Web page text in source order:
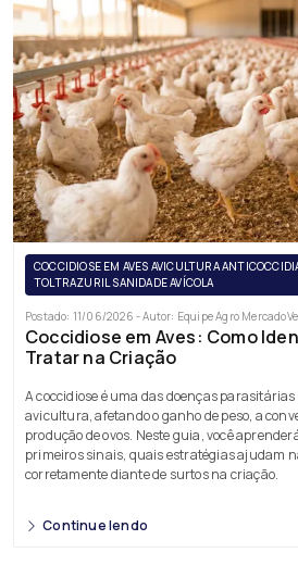
COCCIDIOSE EM AVES AVICULTURA
TOLTRAZURIL SANIDADE AVÍCOLA
Postado: 11/06/2026 - Autor: Equipe Agro
Coccidiose em Aves: Como
Tratar na Criação
A coccidiose é uma das doenças
avicultura, afetando o ganho de peso, a
produção de ovos. Neste guia, você
primeiros sinais, quais estratégias ajudam
corretamente diante de surtos na criação.
Continue lendo